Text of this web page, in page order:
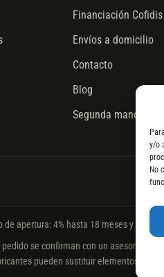
y/o
No
Financiación Cofidis
Envíos a domicilio
Contacto
Blog
Segunda mano
apertura: 4% hasta 18 meses y 7% a
se confirman con un asesor. Si no
pueden sustituir elementos por